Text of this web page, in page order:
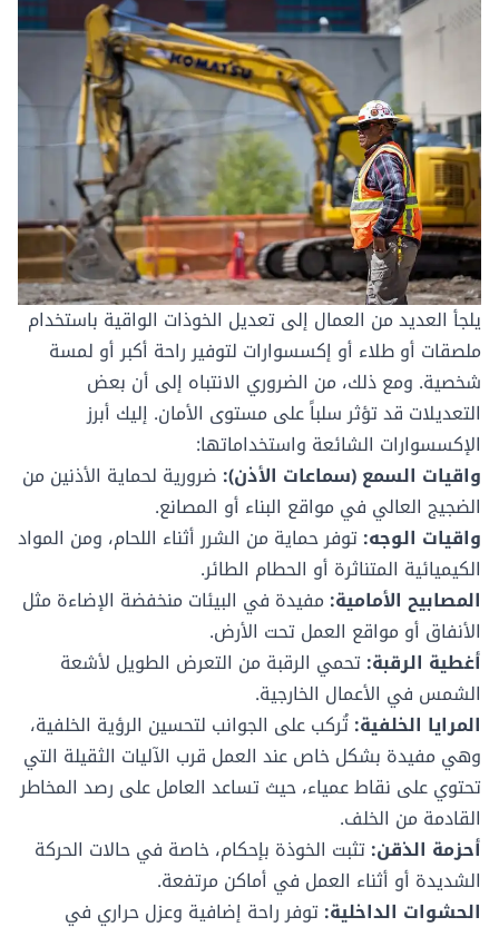
يلجأ العديد من العمال إلى تعديل الخوذات الواقية باستخدام
ملصقات أو طلاء أو إكسسوارات لتوفير راحة أكبر أو لمسة
شخصية. ومع ذلك، من الضروري الانتباه إلى أن بعض
التعديلات قد تؤثر سلباً على مستوى الأمان. إليك أبرز
الإكسسوارات الشائعة واستخداماتها:
واقيات السمع (سماعات الأذن): ضرورية لحماية الأذنين من
الضجيج العالي في مواقع البناء أو المصانع.
واقيات الوجه:توفر حماية من الشرر أثناء اللحام، ومن المواد
الكيميائية المتناثرة أو الحطام الطائر.
المصابيح الأمامية: مفيدة في البيئات منخفضة الإضاءة مثل
الأنفاق أو مواقع العمل تحت الأرض.
أغطية الرقبة:تحمي الرقبة من التعرض الطويل لأشعة
الشمس في الأعمال الخارجية.
المرايا الخلفية:تُركب على الجوانب لتحسين الرؤية الخلفية،
وهي مفيدة بشكل خاص عند العمل قرب الآليات الثقيلة التي
تحتوي على نقاط عمياء، حيث تساعد العامل على رصد المخاطر
القادمة من الخلف.
أحزمة الذقن:تثبت الخوذة بإحكام، خاصة في حالات الحركة
الشديدة أو أثناء العمل في أماكن مرتفعة.
الحشوات الداخلية:توفر راحة إضافية وعزل حراري في